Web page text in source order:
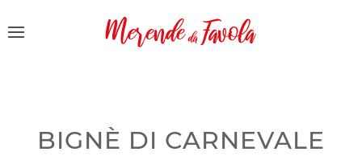
BIGNÈ DI CARNEVALE